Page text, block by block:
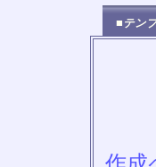
■テン